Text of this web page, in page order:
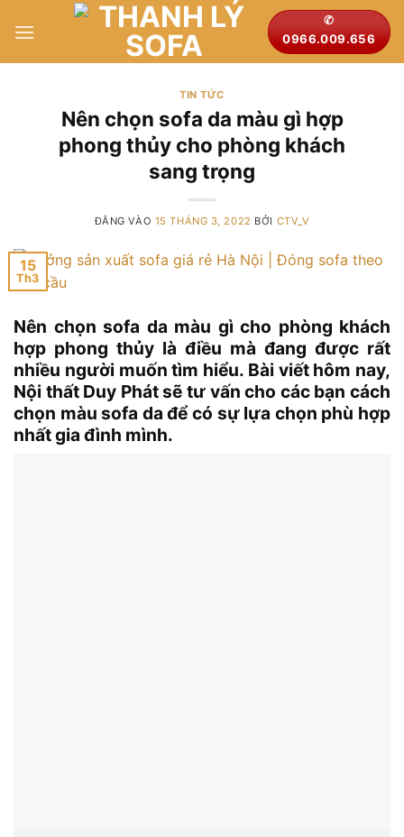
qua
✆
0966.009.656
TIN TỨC
Nên chọn sofa da màu gì hợp
phong thủy cho phòng khách
sang trọng
ĐĂNG VÀO 15 THÁNG 3, 2022 BỞI CTV_V
15
Th3
Nên chọn sofa da màu gì cho phòng khách
hợp phong thủy là điều mà đang được rất
nhiều người muốn tìm hiểu. Bài viết hôm nay,
Nội thất Duy Phát sẽ tư vấn cho các bạn cách
chọn màu sofa da để có sự lựa chọn phù hợp
nhất gia đình mình.